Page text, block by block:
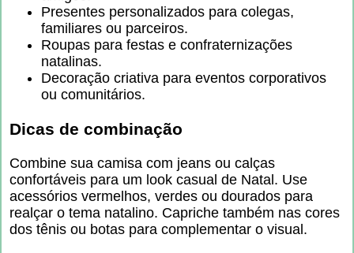
Presentes personalizados para colegas,
familiares ou parceiros.
Roupas para festas e confraternizações
natalinas.
Decoração criativa para eventos corporativos
ou comunitários.
Dicas de combinação
Combine sua camisa com jeans ou calças
confortáveis para um look casual de Natal. Use
acessórios vermelhos, verdes ou dourados para
realçar o tema natalino. Capriche também nas cores
dos tênis ou botas para complementar o visual.